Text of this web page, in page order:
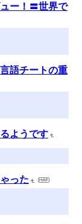
ー！〓世界で
語チートの重
ようです
った